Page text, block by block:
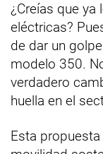
¿Creías que
eléctricas?
de dar un
modelo 350.
verdadero
huella en el
Esta